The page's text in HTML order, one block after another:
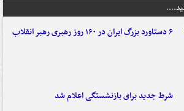
۶ دستاورد بزرگ ایران در ۱۶۰ روز رهبری رهبر انقلاب
شرط جدید برای بازنشستگی اعلام شد